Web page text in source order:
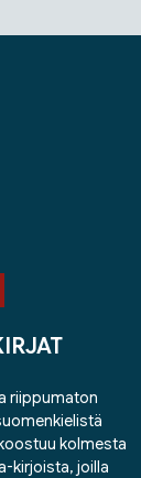
riippumaton
kolmesta
kirjoista, joilla